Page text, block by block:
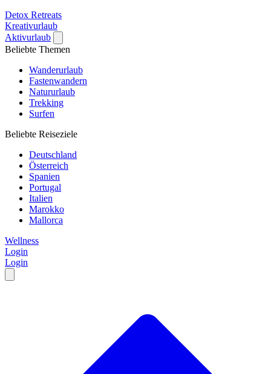
Detox Retreats
Kreativurlaub
Aktivurlaub
Beliebte Themen
Wanderurlaub
Fastenwandern
Natururlaub
Trekking
Surfen
Beliebte Reiseziele
Deutschland
Österreich
Spanien
Portugal
Italien
Marokko
Mallorca
Wellness
Login
Login